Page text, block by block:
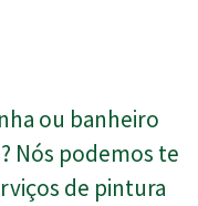
ou banheiro
Nós podemos te
de pintura